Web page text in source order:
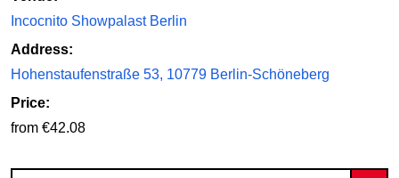
Incocnito Showpalast Berlin
Address:
Hohenstaufenstraße 53, 10779 Berlin-Schöneberg
Price:
from €42.08